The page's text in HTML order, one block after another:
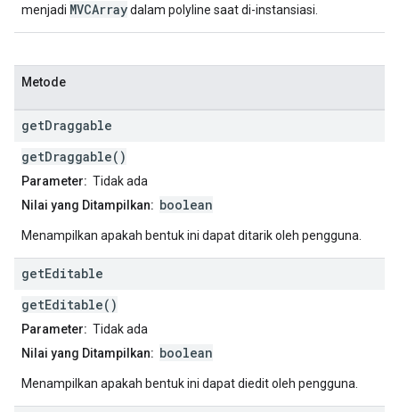
menjadi MVCArraydalam polyline saat di-instansiasi.
Metode
getDraggable
getDraggable()
Parameter: Tidak ada
Nilai yang Ditampilkan: boolean
Menampilkan apakah bentuk ini dapat ditarik oleh pengguna.
getEditable
getEditable()
Parameter: Tidak ada
Nilai yang Ditampilkan: boolean
Menampilkan apakah bentuk ini dapat diedit oleh pengguna.